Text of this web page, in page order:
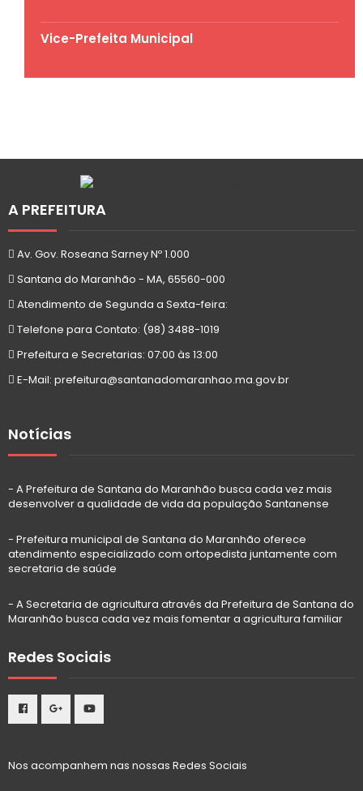
Vice-Prefeita Municipal
A PREFEITURA
Av. Gov. Roseana Sarney Nº 1.000
Santana do Maranhão - MA, 65560-000
Atendimento de Segunda a Sexta-feira:
Telefone para Contato: (98) 3488-1019
Prefeitura e Secretarias: 07:00 às 13:00
E-Mail: prefeitura@santanadomaranhao.ma.gov.br
Notícias
- A Prefeitura de Santana do Maranhão busca cada vez mais
desenvolver a qualidade de vida da população Santanense
- Prefeitura municipal de Santana do Maranhão oferece
atendimento especializado com ortopedista juntamente com
secretaria de saúde
- A Secretaria de agricultura através da Prefeitura de Santana do
Maranhão busca cada vez mais fomentar a agricultura familiar
Redes Sociais
Nos acompanhem nas nossas Redes Sociais